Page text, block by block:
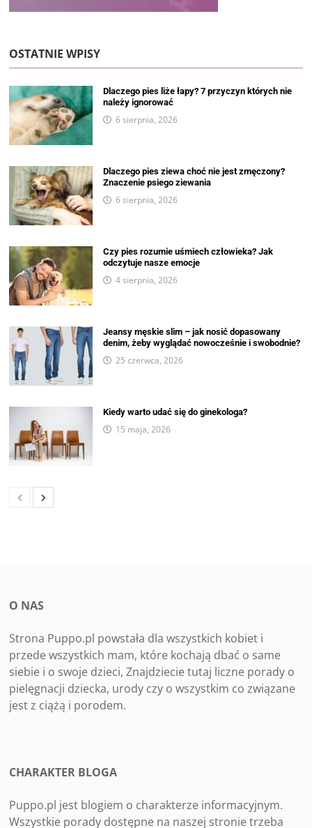
OSTATNIE WPISY
Dlaczego pies liże łapy? 7 przyczyn których nie
należy ignorować
6 sierpnia, 2026
Dlaczego pies ziewa choć nie jest zmęczony?
Znaczenie psiego ziewania
6 sierpnia, 2026
Czy pies rozumie uśmiech człowieka? Jak
odczytuje nasze emocje
4 sierpnia, 2026
Jeansy męskie slim – jak nosić dopasowany
denim, żeby wyglądać nowocześnie i swobodnie?
25 czerwca, 2026
Kiedy warto udać się do ginekologa?
15 maja, 2026
O NAS
Strona Puppo.pl powstała dla wszystkich kobiet i
przede wszystkich mam, które kochają dbać o same
siebie i o swoje dzieci, Znajdziecie tutaj liczne porady o
pielęgnacji dziecka, urody czy o wszystkim co związane
jest z ciążą i porodem.
CHARAKTER BLOGA
Puppo.pl jest blogiem o charakterze informacyjnym.
Wszystkie porady dostępne na naszej stronie trzeba